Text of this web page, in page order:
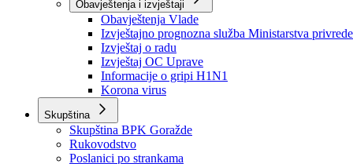
Javne nabavke
Dnevni izvještaj MUP-a
Obavještenja i izvještaji
Obavještenja Vlade
Izvještajno prognozna služba Ministarstva privrede
Izvještaj o radu
Izvještaj OC Uprave
Informacije o gripi H1N1
Korona virus
Skupština